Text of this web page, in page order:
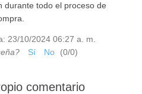
durante todo el proceso de
23/10/2024 06:27 a. m.
Sí No (0/0)
comentario